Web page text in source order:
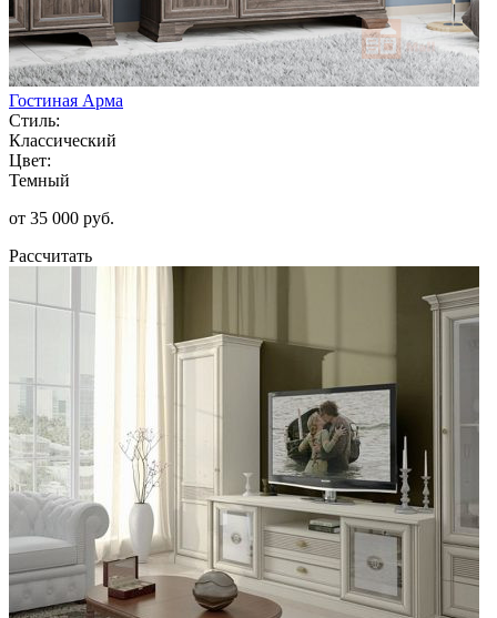
Гостиная Арма
Стиль:
Классический
Цвет:
Темный
от 35 000 руб.
Рассчитать